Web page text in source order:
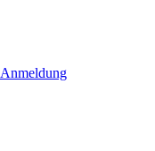
Anmeldung